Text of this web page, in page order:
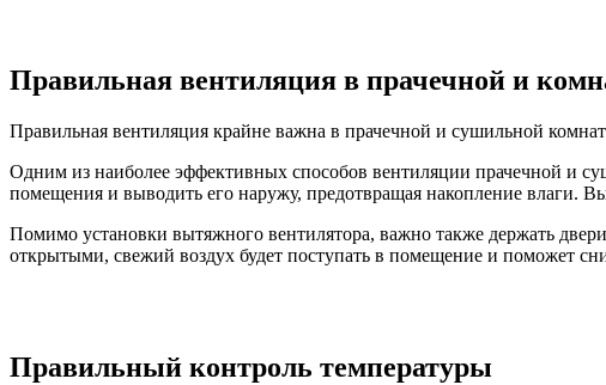
Правильная вентиляция в прачечной и
Правильная вентиляция крайне важна в прачечной и сушильной
Одним из наиболее эффективных способов вентиляции прачечной и
помещения и выводить его наружу, предотвращая накопление влаги.
Помимо установки вытяжного вентилятора, важно также держать
открытыми, свежий воздух будет поступать в помещение и поможет
Правильный контроль температуры